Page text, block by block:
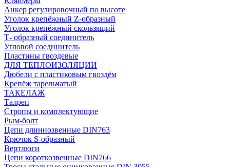
Анкер регулировочный по высоте
Уголок крепёжный Z-образный
Уголок крепёжный скользящий
Т- образный соединитель
Угловой соединитель
Пластины гвоздевые
ДЛЯ ТЕПЛОИЗОЛЯЦИИ
Дюбели с пластиковым гвоздём
Крепёж тарельчатый
ТАКЕЛАЖ
Талреп
Стропы и комплектующие
Рым-болт
Цепи длиннозвенные DIN763
Крючок S-образный
Вертлюги
Цепи короткозвенные DIN766